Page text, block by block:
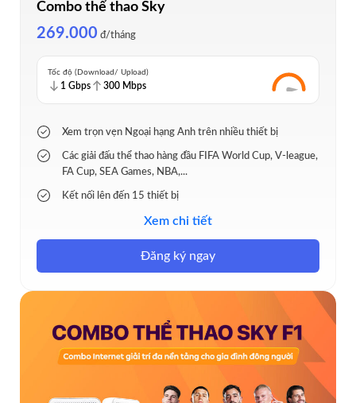
Combo thể thao Sky
269.000 đ/tháng
Tốc độ (Download/ Upload)
1 Gbps 300 Mbps
Xem trọn vẹn Ngoại hạng Anh trên nhiều thiết bị
Các giải đấu thể thao hàng đầu FIFA World Cup, V-league,
FA Cup, SEA Games, NBA,...
Kết nối lên đến 15 thiết bị
Modem Wi-Fi 6 và FPT Play Box, xem130+ kênh giải trí,
Tặng 1 tháng xem Ngoại hạng Anh miễn phí
Xem chi tiết
Đăng ký ngay